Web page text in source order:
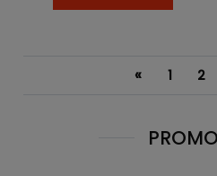
« 1 2